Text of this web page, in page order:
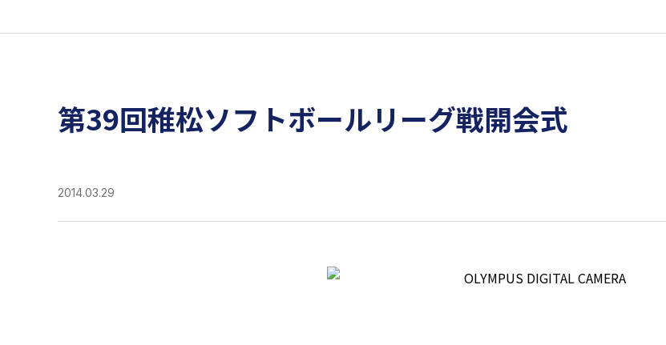
第39回稚松ソフトボールリーグ戦開会式
2014.03.29